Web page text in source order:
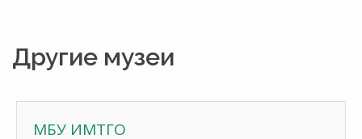
Другие музеи
МБУ ИМТГО